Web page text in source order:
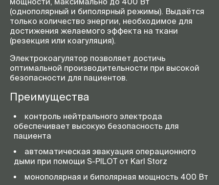
(однополярный и биполярный режимы). Выдаётся
только количество энергии, необходимое для
достижения желаемого эффекта на ткани
(резекция или коагуляция).
Электрокоагулятор позволяет достичь
оптимальной производительности при высокой
безопасности для пациентов.
Преимущества
контроль нейтрального электрода
обеспечивает высокую безопасность для
пациента
автоматическая эвакуация операционного
дыми при помощи S-PILOT от Karl Storz
монополярная и биполярная мощность 400 Вт